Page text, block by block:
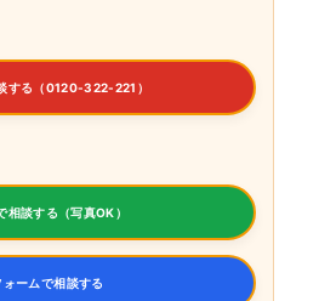
する（0120-322-221）
相談する（写真OK）
ォームで相談する